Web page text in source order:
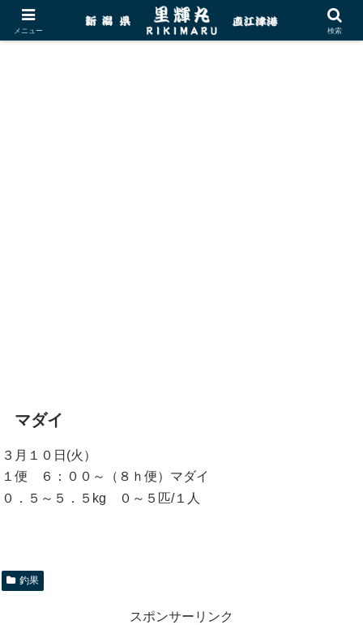
マダイ
３月１０日(火）
１便 ６：００～（８ｈ便）マダイ
０．５～５．５kg ０～５匹/１人
釣果
スポンサーリンク
メニュー 検索